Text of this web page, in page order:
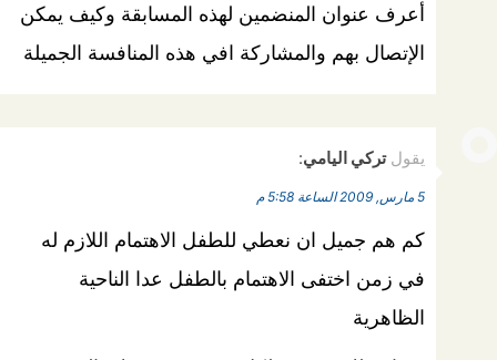
أعرف عنوان المنضمين لهذه المسابقة وكيف يمكن
الإتصال بهم والمشاركة افي هذه المنافسة الجميلة
يقول تركي اليامي:
5 مارس, 2009 الساعة 5:58 م
كم هم جميل ان نعطي للطفل الاهتمام اللازم له
في زمن اختفى الاهتمام بالطفل عدا الناحية
الظاهرية